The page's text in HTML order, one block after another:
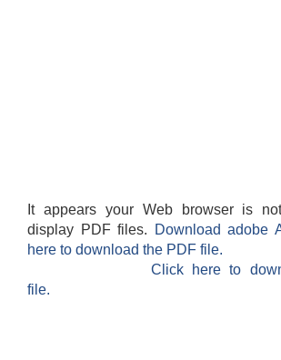
It appears your Web browser is
display PDF files.
Download adobe
here to download the PDF file.
Click here to
file.